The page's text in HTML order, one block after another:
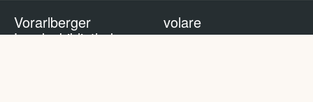
Vorarlberger
Landesbibliothek
volare